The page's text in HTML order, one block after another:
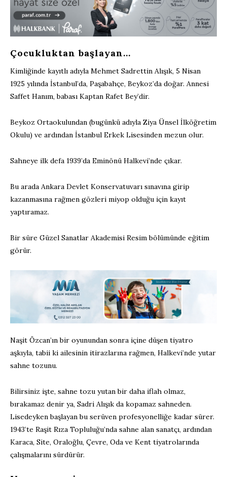
Çocukluktan başlayan…
Kimliğinde kayıtlı adıyla Mehmet Sadrettin Alışık, 5 Nisan
1925 yılında İstanbul’da, Paşabahçe, Beykoz’da doğar. Annesi
Saffet Hanım, babası Kaptan Rafet Bey’dir.
Beykoz Ortaokulundan (bugünkü adıyla Ziya Ünsel İlköğretim
Okulu) ve ardından İstanbul Erkek Lisesinden mezun olur.
Sahneye ilk defa 1939’da Eminönü Halkevi’nde çıkar.
Bu arada Ankara Devlet Konservatuvarı sınavına girip
kazanmasına rağmen gözleri miyop olduğu için kayıt
yaptıramaz.
Bir süre Güzel Sanatlar Akademisi Resim bölümünde eğitim
görür.
Naşit Özcan’ın bir oyunundan sonra içine düşen tiyatro
aşkıyla, tabii ki ailesinin itirazlarına rağmen, Halkevi’nde yutar
sahne tozunu.
Bilirsiniz işte, sahne tozu yutan bir daha iflah olmaz,
bırakamaz denir ya, Sadri Alışık da kopamaz sahneden.
Lisedeyken başlayan bu serüven profesyonelliğe kadar sürer.
1943’te Raşit Rıza Topluluğu’nda sahne alan sanatçı, ardından
Karaca, Site, Oraloğlu, Çevre, Oda ve Kent tiyatrolarında
çalışmalarını sürdürür.